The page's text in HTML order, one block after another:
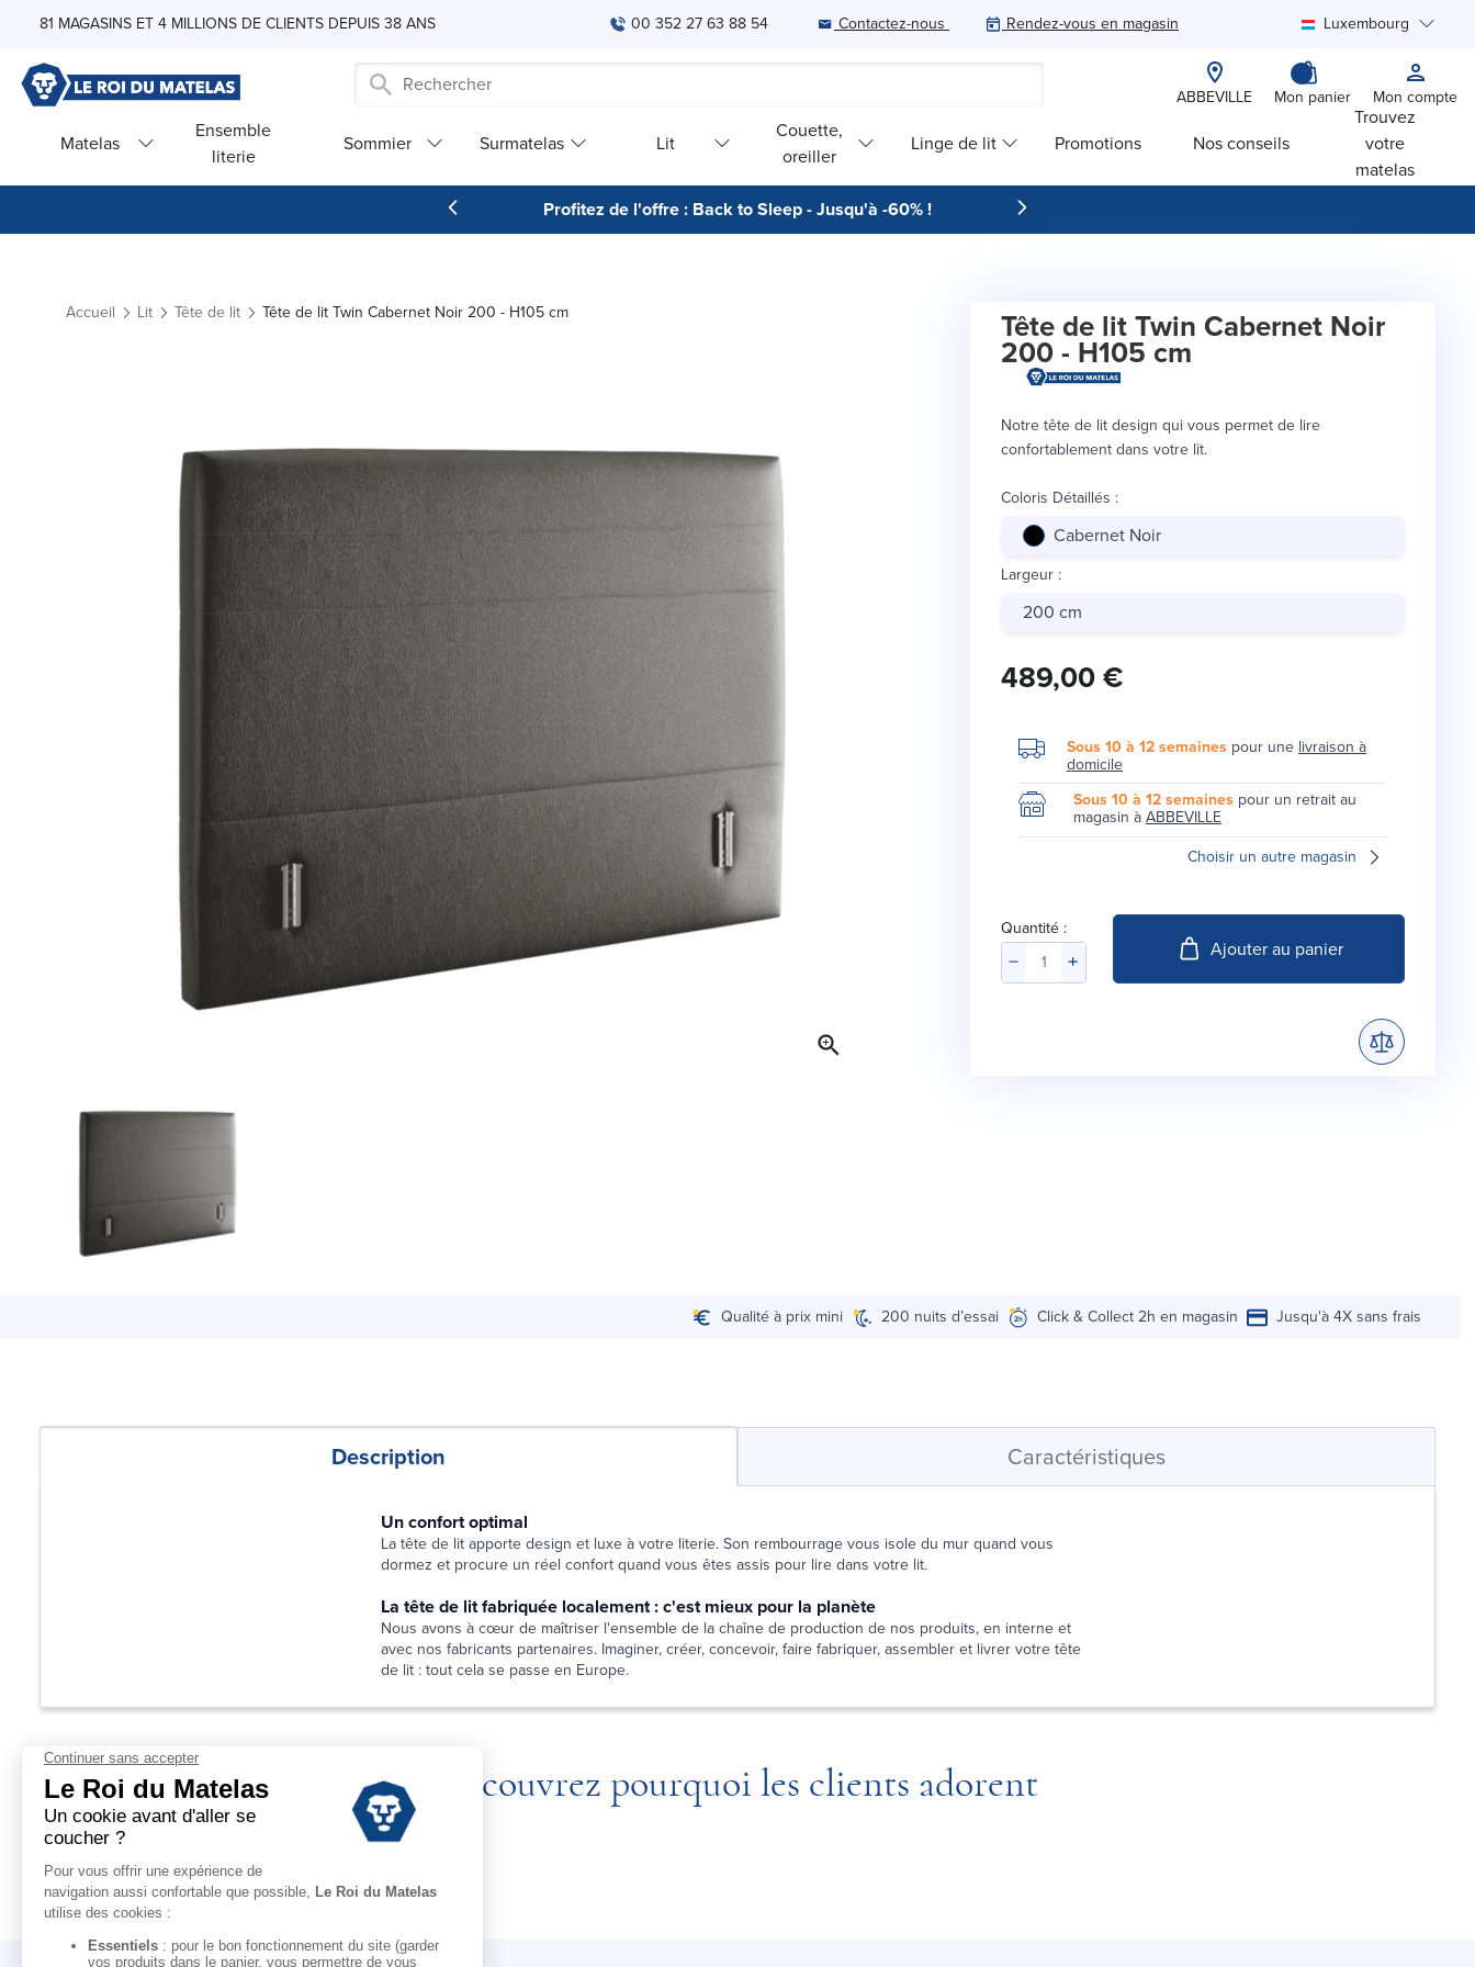
Skip to Content
81 MAGASINS ET 4 MILLIONS DE CLIENTS DEPUIS 38 ANS 00 352 27 63 88 54 Contactez-nous Rendez-vous en magasin Luxembourg
ABBEVILLE Mon panier Mon compte
Matelas
Ensemble
literie
Sommier Surmatelas Lit
Couette,
oreiller
Linge de lit Promotions Nos conseils
Trouvez
votre
matelas
Profitez de l'offre : Back to Sleep - Jusqu'à -60% !
Accueil Lit Tête de lit Tête de lit Twin Cabernet Noir 200 - H105 cm Tête de lit Twin Cabernet Noir
200 - H105 cm
Notre tête de lit design qui vous permet de lire
confortablement dans votre lit.
Coloris Détaillés :
Cabernet Noir
Largeur :
200 cm
489,00 €
Sous 10 à 12 semaines pour unelivraison à
domicile
Sous 10 à 12 semaines pour un retrait au
magasin àABBEVILLE
Choisir un autre magasin
Quantité :
Ajouter au panier
Qualité à prix mini 200 nuits d’essai Click & Collect 2h en magasin Jusqu'à 4X sans frais
Description Caractéristiques
Un confort optimal
La tête de lit apporte design et luxe à votre literie. Son rembourrage vous isole du mur quand vous
dormez et procure un réel confort quand vous êtes assis pour lire dans votre lit.
La tête de lit fabriquée localement : c'est mieux pour la planète
Nous avons à cœur de maîtriser l'ensemble de la chaîne de production de nos produits, en interne et
avec nos fabricants partenaires. Imaginer, créer, concevoir, faire fabriquer, assembler et livrer votre tête
de lit : tout cela se passe en Europe.
Découvrez pourquoi les clients adorent